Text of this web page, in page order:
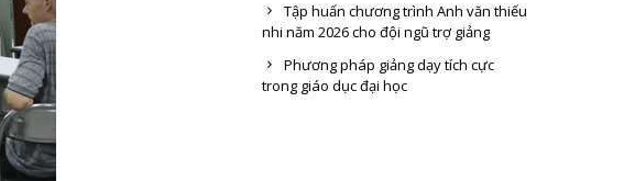
Tập huấn chương trình Anh văn thiếu
nhi năm 2026 cho đội ngũ trợ giảng
Phương pháp giảng dạy tích cực
trong giáo dục đại học